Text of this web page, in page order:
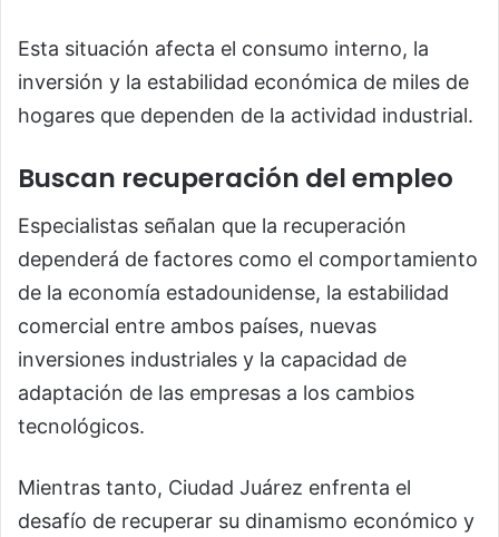
Esta situación afecta el consumo interno, la
inversión y la estabilidad económica de miles de
hogares que dependen de la actividad industrial.
Buscan recuperación del empleo
Especialistas señalan que la recuperación
dependerá de factores como el comportamiento
de la economía estadounidense, la estabilidad
comercial entre ambos países, nuevas
inversiones industriales y la capacidad de
adaptación de las empresas a los cambios
tecnológicos.
Mientras tanto, Ciudad Juárez enfrenta el
desafío de recuperar su dinamismo económico y